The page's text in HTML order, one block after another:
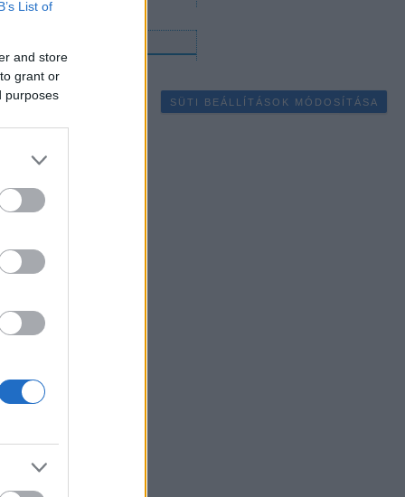
List of
and store
grant or
purposes
SÜTI BEÁLLÍTÁSOK MÓDOSÍTÁSA